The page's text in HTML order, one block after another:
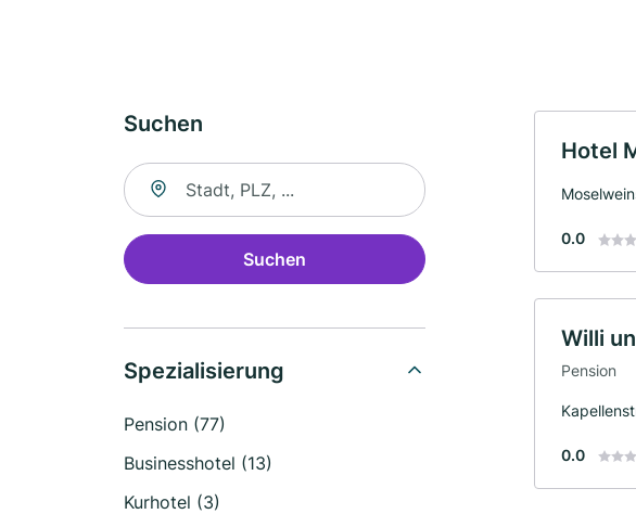
Suchen
Suche nach Ort
Suchen
Spezialisierung
Pension (77)
Businesshotel (13)
Kurhotel (3)
Hotel
0.0
Willi
Pension
0.0